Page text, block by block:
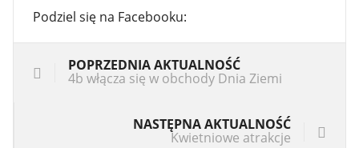
Podziel się na Facebooku:
POPRZEDNIA AKTUALNOŚĆ
4b włącza się w obchody Dnia Ziemi
NASTĘPNA AKTUALNOŚĆ
Kwietniowe atrakcje